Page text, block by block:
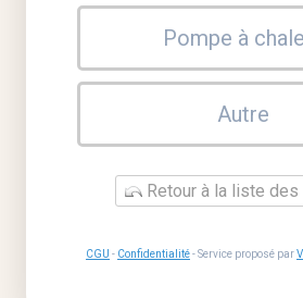
Pompe à
Autre
Retour à la liste
CGU - Confidentialité- Service proposé par